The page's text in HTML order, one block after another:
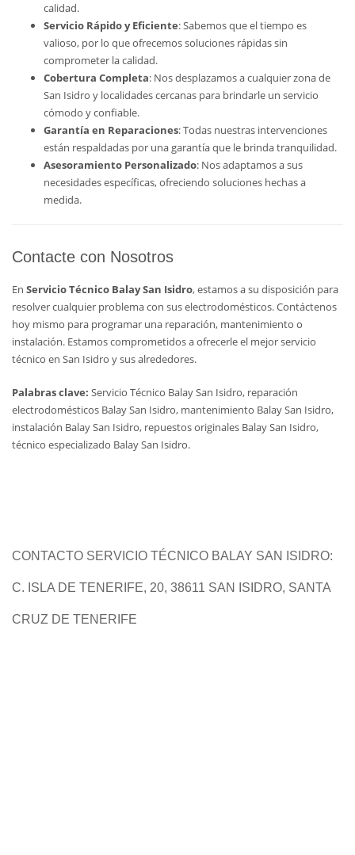
calidad.
Servicio Rápido y Eficiente: Sabemos que el tiempo es
valioso, por lo que ofrecemos soluciones rápidas sin
comprometer la calidad.
Cobertura Completa: Nos desplazamos a cualquier zona de
San Isidro y localidades cercanas para brindarle un servicio
cómodo y confiable.
Garantía en Reparaciones: Todas nuestras intervenciones
están respaldadas por una garantía que le brinda tranquilidad.
Asesoramiento Personalizado: Nos adaptamos a sus
necesidades específicas, ofreciendo soluciones hechas a
medida.
Contacte con Nosotros
En Servicio Técnico Balay San Isidro, estamos a su disposición para
resolver cualquier problema con sus electrodomésticos. Contáctenos
hoy mismo para programar una reparación, mantenimiento o
instalación. Estamos comprometidos a ofrecerle el mejor servicio
técnico en San Isidro y sus alrededores.
Palabras clave: Servicio Técnico Balay San Isidro, reparación
electrodomésticos Balay San Isidro, mantenimiento Balay San Isidro,
instalación Balay San Isidro, repuestos originales Balay San Isidro,
técnico especializado Balay San Isidro.
CONTACTO SERVICIO TÉCNICO BALAY SAN ISIDRO:
C. ISLA DE TENERIFE, 20, 38611 SAN ISIDRO, SANTA
CRUZ DE TENERIFE